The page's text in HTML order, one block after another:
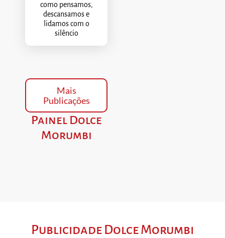
como pensamos,
descansamos e
lidamos com o
silêncio
Mais
Publicações
Painel Dolce
Morumbi
Publicidade Dolce Morumbi